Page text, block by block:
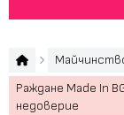
Раждане Made In
недоверие